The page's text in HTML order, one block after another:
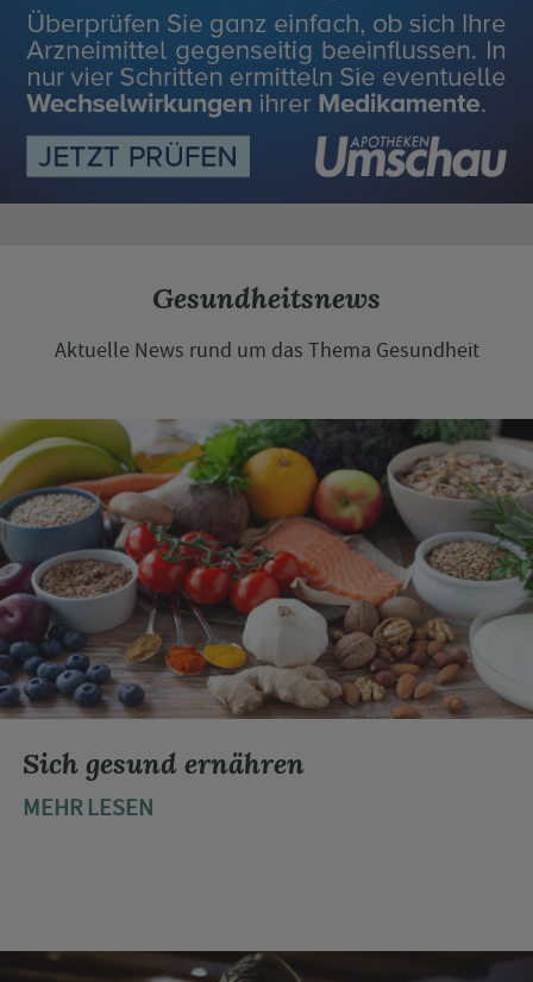
Gesundheitsnews
Aktuelle News rund um das Thema Gesundheit
Sich gesund ernähren
MEHR LESEN